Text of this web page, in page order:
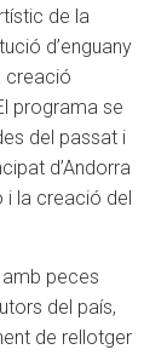
de la
d’enguany
creació
programa se
del passat i
d’Andorra
la creació del
peces
del país,
de rellotger